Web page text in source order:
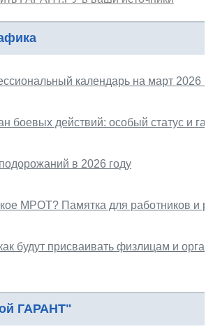
календарь на март 2026
боевых действий: особый статус и
в 2026 году
МРОТ? Памятка для работников и
будут присваивать физлицам и
ГАРАНТ"